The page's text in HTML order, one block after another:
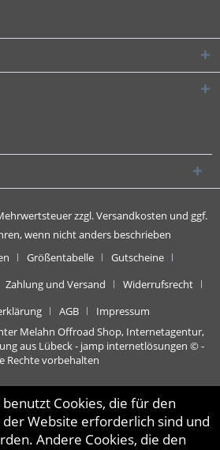
zzgl.Versandkosten und ggf.
wenn nicht anders beschrieben
Größentabelle
Gutscheine
Zahlung und Versand
Widerrufsrecht
AGB
Impressum
Melahn Offroad Shop, Internetagentur,
aus Lübeck - jamp internetlösungen © -
Rechte vorbehalten
Cookies, die für den
Website erforderlich sind und
Andere Cookies, die den